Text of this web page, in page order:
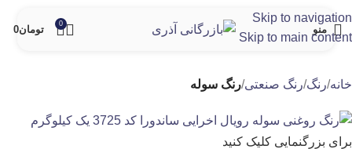
Skip to navigation
Skip to main content
منو
0
تومان0
خانه رنگ رنگ صنعتی رنگ سوله
برای بزرگنمایی کلیک کنید